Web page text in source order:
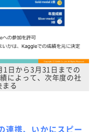
日から3月31日までの
によって、次年度の社
る
連携、いかにスピー